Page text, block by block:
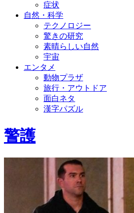
症状
自然・科学
テクノロジー
驚きの研究
素晴らしい自然
宇宙
エンタメ
動物プラザ
旅行・アウトドア
面白ネタ
漢字パズル
警護